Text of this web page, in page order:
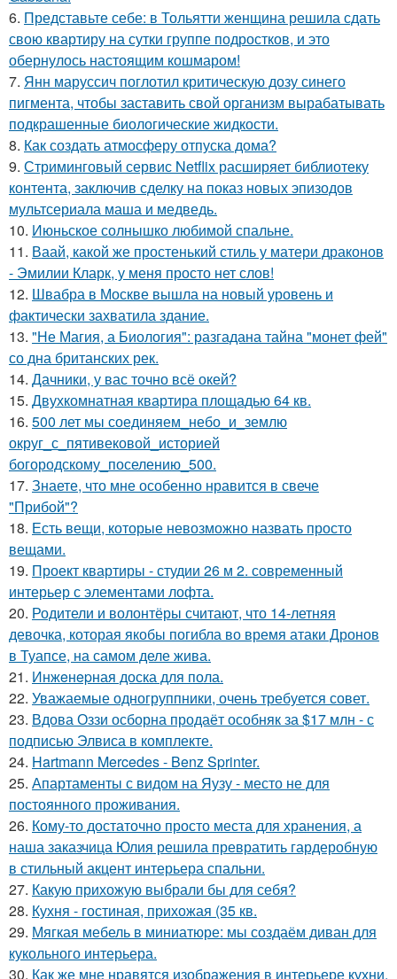
6. Представьте себе: в Тольятти женщина решила сдать
свою квартиру на сутки группе подростков, и это
обернулось настоящим кошмаром!
7. Янн маруссич поглотил критическую дозу синего
пигмента, чтобы заставить свой организм вырабатывать
подкрашенные биологические жидкости.
8. Как создать атмосферу отпуска дома?
9. Стриминговый сервис Netflix расширяет библиотеку
контента, заключив сделку на показ новых эпизодов
мультсериала маша и медведь.
10. Июньское солнышко любимой спальне.
11. Ваай, какой же простенький стиль у матери драконов
- Эмилии Кларк, у меня просто нет слов!
12. Швабра в Москве вышла на новый уровень и
фактически захватила здание.
13. "Не Магия, а Биология": разгадана тайна "монет фей"
со дна британских рек.
14. Дачники, у вас точно всё окей?
15. Двухкомнатная квартира площадью 64 кв.
16. 500 лет мы соединяем_небо_и_землю
округ_с_пятивековой_историей
богородскому_поселению_500.
17. Знаете, что мне особенно нравится в свече
"Прибой"?
18. Есть вещи, которые невозможно назвать просто
вещами.
19. Проект квартиры - студии 26 м 2. современный
интерьер с элементами лофта.
20. Родители и волонтёры считают, что 14-летняя
девочка, которая якобы погибла во время атаки Дронов
в Туапсе, на самом деле жива.
21. Инжeнepная доска для пола.
22. Уважаемые одногруппники, очень требуется совет.
23. Вдова Оззи осборна продаёт особняк за $17 млн - с
подписью Элвиса в комплекте.
24. Hartmann Mercedes - Benz Sprinter.
25. Апартаменты с видом на Яузу - место не для
постоянного проживания.
26. Кому-то достаточно просто места для хранения, а
наша заказчица Юлия решила превратить гардеробную
в стильный акцент интерьера спальни.
27. Какую прихожую выбрали бы для себя?
28. Кухня - гостиная, прихожая (35 кв.
29. Мягкая мебель в миниатюре: мы создаём диван для
кукольного интерьера.
30. Как же мне нравятся изображения в интерьере кухни.